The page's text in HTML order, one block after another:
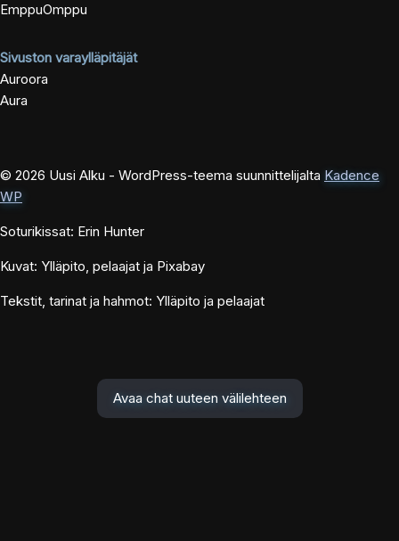
EmppuOmppu
Sivuston varaylläpitäjät
Auroora
Aura
© 2026 Uusi Alku - WordPress-teema suunnittelijalta Kadence
WP
Soturikissat: Erin Hunter
Kuvat: Ylläpito, pelaajat ja Pixabay
Tekstit, tarinat ja hahmot: Ylläpito ja pelaajat
Avaa chat uuteen välilehteen